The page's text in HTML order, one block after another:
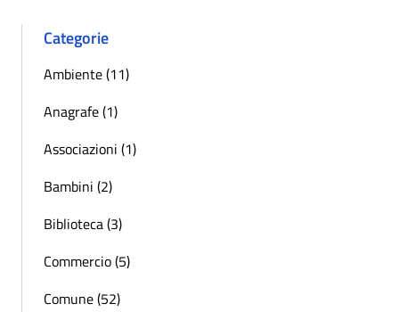
Categorie
Ambiente (11)
Anagrafe (1)
Associazioni (1)
Bambini (2)
Biblioteca (3)
Commercio (5)
Comune (52)